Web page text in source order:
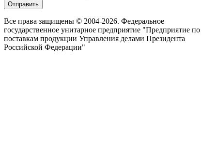
Отправить
Все права защищены © 2004-2026. Федеральное
государственное унитарное предприятие "Предприятие по
поставкам продукции Управления делами Президента
Российской Федерации"